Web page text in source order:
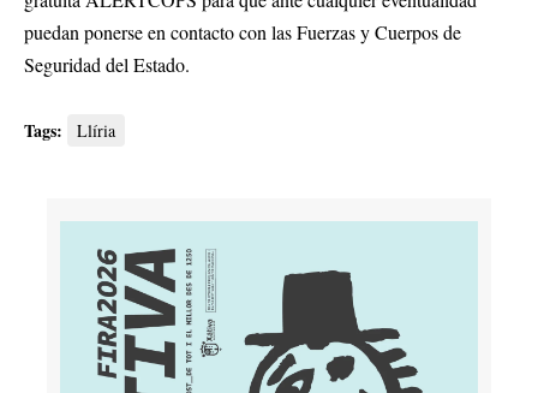
puedan ponerse en contacto con las Fuerzas y Cuerpos de
Seguridad del Estado.
Tags: Llíria